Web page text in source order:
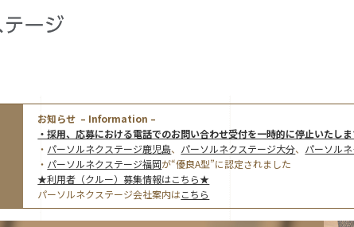
お知らせ – Information –
・採用、応募における電話でのお問い合わせ受付を一時的に停止いたしま
・ パーソルネクステージ鹿児島、 パーソルネクステージ大分、 パーソル
・ パーソルネクステージ福岡が“優良A型”に認定されました
★利用者（クルー）募集情報はこちら★
パーソルネクステージ会社案内はこちら